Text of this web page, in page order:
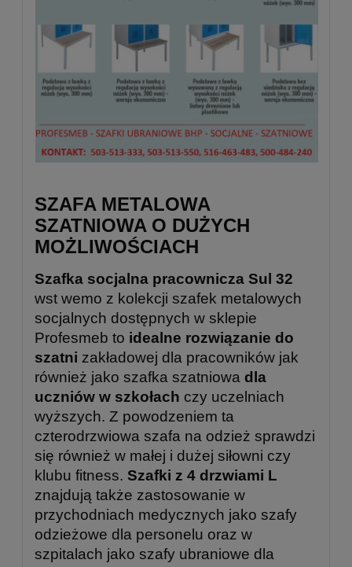
SZAFA METALOWA
SZATNIOWA O DUŻYCH
MOŻLIWOŚCIACH
Szafka socjalna pracownicza Sul 32
wst wemo z kolekcji szafek metalowych
socjalnych dostępnych w sklepie
Profesmeb to idealne rozwiązanie do
szatni zakładowej dla pracowników jak
również jako szafka szatniowa dla
uczniów w szkołach czy uczelniach
wyższych. Z powodzeniem ta
czterodrzwiowa szafa na odzież sprawdzi
się również w małej i dużej siłowni czy
klubu fitness. Szafki z 4 drzwiami L
znajdują także zastosowanie w
przychodniach medycznych jako szafy
odzieżowe dla personelu oraz w
szpitalach jako szafy ubraniowe dla